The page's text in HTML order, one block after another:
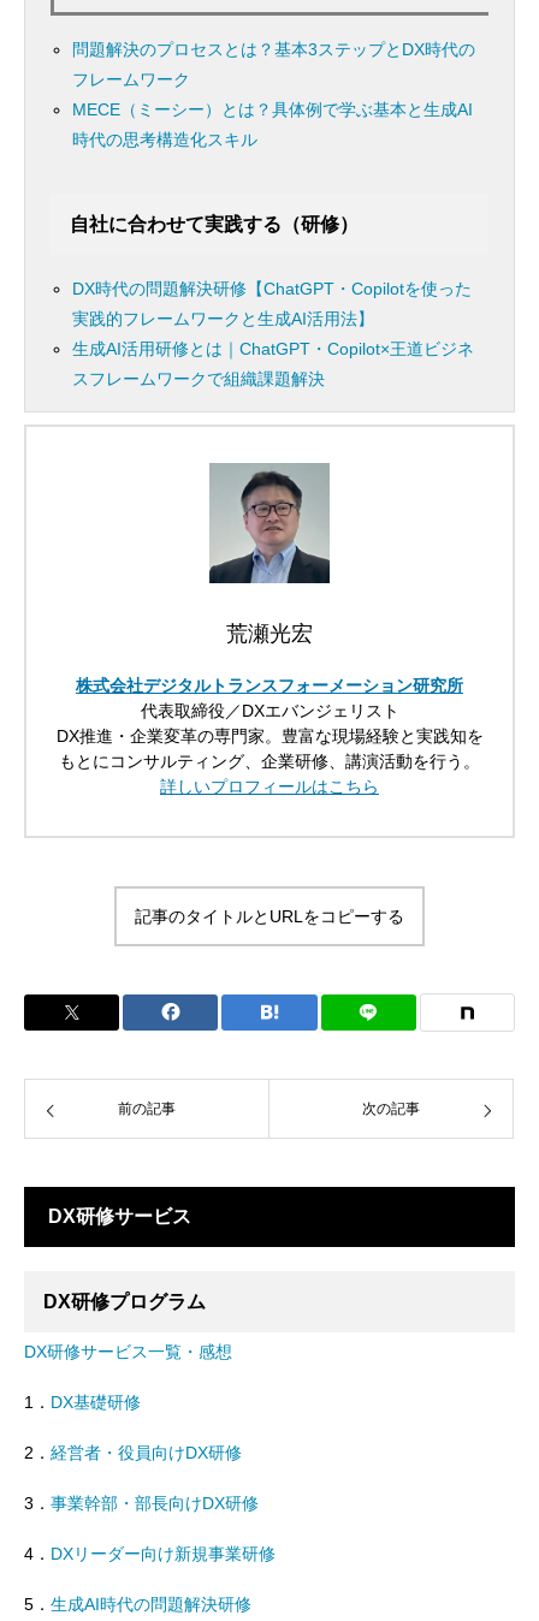
問題解決のプロセスとは？基本3ステップとDX時代の
フレームワーク
MECE（ミーシー）とは？具体例で学ぶ基本と生成AI
時代の思考構造化スキル
自社に合わせて実践する（研修）
DX時代の問題解決研修【ChatGPT・Copilotを使った
実践的フレームワークと生成AI活用法】
生成AI活用研修とは｜ChatGPT・Copilot×王道ビジネ
スフレームワークで組織課題解決
荒瀬光宏
株式会社デジタルトランスフォーメーション研究所
代表取締役／DXエバンジェリスト
DX推進・企業変革の専門家。豊富な現場経験と実践知を
もとにコンサルティング、企業研修、講演活動を行う。
詳しいプロフィールはこちら
記事のタイトルとURLをコピーする
前の記事 次の記事
DX研修サービス
DX研修プログラム
DX研修サービス一覧・感想
1． DX基礎研修
2． 経営者・役員向けDX研修
3． 事業幹部・部長向けDX研修
4． DXリーダー向け新規事業研修
5． 生成AI時代の問題解決研修